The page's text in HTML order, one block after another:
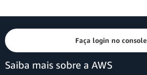
Faça login no console
Saiba mais sobre a AWS